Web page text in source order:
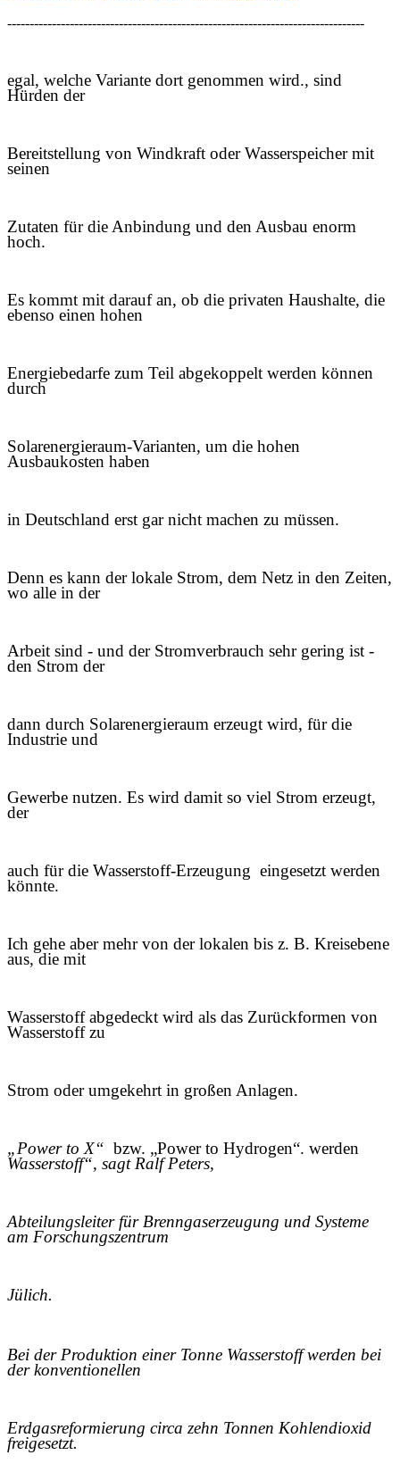
--------------------------------------------------------------------------------
egal, welche Variante dort genommen wird., sind
Hürden der
Bereitstellung von Windkraft oder Wasserspeicher mit
seinen
Zutaten für die Anbindung und den Ausbau enorm
hoch.
Es kommt mit darauf an, ob die privaten Haushalte, die
ebenso einen hohen
Energiebedarfe zum Teil abgekoppelt werden können
durch
Solarenergieraum-Varianten, um die hohen
Ausbaukosten haben
in Deutschland erst gar nicht machen zu müssen.
Denn es kann der lokale Strom, dem Netz in den Zeiten,
wo alle in der
Arbeit sind - und der Stromverbrauch sehr gering ist -
den Strom der
dann durch Solarenergieraum erzeugt wird, für die
Industrie und
Gewerbe nutzen. Es wird damit so viel Strom erzeugt,
der
auch für die Wasserstoff-Erzeugung eingesetzt werden
könnte.
Ich gehe aber mehr von der lokalen bis z. B. Kreisebene
aus, die mit
Wasserstoff abgedeckt wird als das Zurückformen von
Wasserstoff zu
Strom oder umgekehrt in großen Anlagen.
„Power to X“ bzw. „Power to Hydrogen“. werden
Wasserstoff“, sagt Ralf Peters,
Abteilungsleiter für Brenngaserzeugung und Systeme
am Forschungszentrum
Jülich.
Bei der Produktion einer Tonne Wasserstoff werden bei
der konventionellen
Erdgasreformierung circa zehn Tonnen Kohlendioxid
freigesetzt.